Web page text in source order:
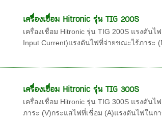
เครื่องเชื่อม Hitronic รุ่น TIG 200S
เครื่องเชื่อม Hitronic รุ่น TIG 200S แรงดัน
Input Current)แรงดันไฟที่จ่ายขณะไร้ภาระ
เครื่องเชื่อม Hitronic รุ่น TIG 300S
เครื่องเชื่อม Hitronic รุ่น TIG 300S แรงดัน
ภาระ (V)กระแสไฟที่เชื่อม (A)แรงดันไฟในก